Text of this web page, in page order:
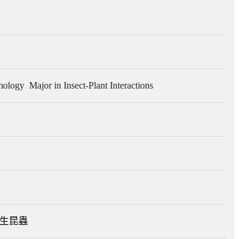
Major in Insect-Plant Interactions
昆蟲